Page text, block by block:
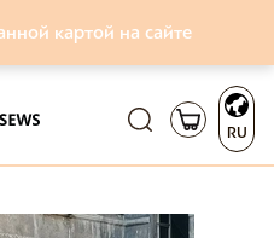
картой на сайте
RU